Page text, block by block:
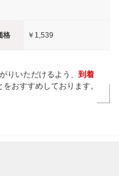
格 ￥1,539
りいただけるよう、 到着
おすすめしております。